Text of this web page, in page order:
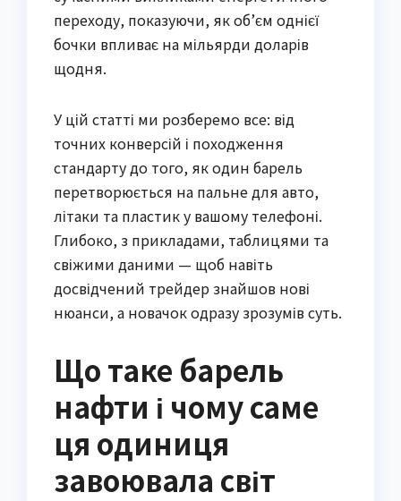
переходу, показуючи, як об’єм однієї
бочки впливає на мільярди доларів
щодня.
У цій статті ми розберемо все: від
точних конверсій і походження
стандарту до того, як один барель
перетворюється на пальне для авто,
літаки та пластик у вашому телефоні.
Глибоко, з прикладами, таблицями та
свіжими даними — щоб навіть
досвідчений трейдер знайшов нові
нюанси, а новачок одразу зрозумів суть.
Що таке барель
нафти і чому саме
ця одиниця
завоювала світ